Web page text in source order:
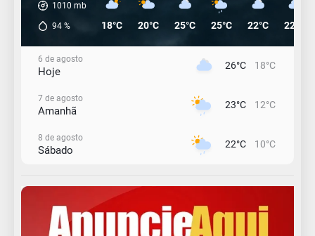
1010 mb
94 % 18°C 20°C 25°C 25°C 22°C 22°C
6 de agosto
Hoje 26°C 18°C
7 de agosto
Amanhã 23°C 12°C
8 de agosto
Sábado 22°C 10°C
Domingo 16°C 12°C
10 de agosto
Segunda-Feira